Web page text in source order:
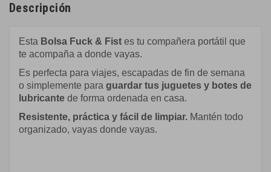
Descripción
Esta Bolsa Fuck & Fist es tu compañera portátil que
te acompaña a donde vayas.
Es perfecta para viajes, escapadas de fin de semana
o simplemente para guardar tus juguetes y botes de
lubricante de forma ordenada en casa.
Resistente, práctica y fácil de limpiar. Mantén todo
organizado, vayas donde vayas.